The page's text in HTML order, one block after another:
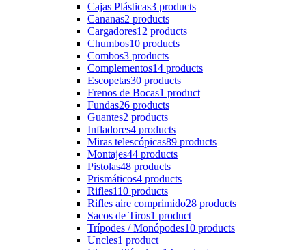
Cajas Plásticas3 products
Cananas2 products
Cargadores12 products
Chumbos10 products
Combos3 products
Complementos14 products
Escopetas30 products
Frenos de Bocas1 product
Fundas26 products
Guantes2 products
Infladores4 products
Miras telescópicas89 products
Montajes44 products
Pistolas48 products
Prismáticos4 products
Rifles110 products
Rifles aire comprimido28 products
Sacos de Tiros1 product
Trípodes / Monópodes10 products
Uncles1 product